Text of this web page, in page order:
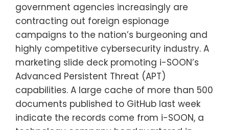
government agencies increasingly are
contracting out foreign espionage
campaigns to the nation’s burgeoning and
highly competitive cybersecurity industry. A
marketing slide deck promoting i-SOON’s
Advanced Persistent Threat (APT)
capabilities. A large cache of more than 500
documents published to GitHub last week
indicate the records come from i-SOON, a